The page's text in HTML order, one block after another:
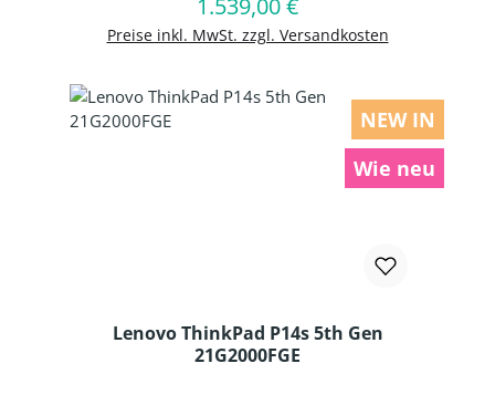
Regulärer Preis:
1.539,00 €
Preise inkl. MwSt. zzgl. Versandkosten
In den Warenkorb
NEW IN
Wie neu
Lenovo ThinkPad P14s 5th Gen
21G2000FGE